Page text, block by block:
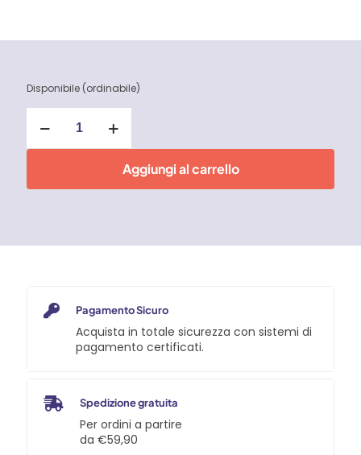
Disponibile (ordinabile)
Garage
Smalto
Bianco
Aggiungi al carrello
Pagamento Sicuro
Acquista in totale sicurezza con sistemi di
pagamento certificati.
Spedizione gratuita
Per ordini a partire
da €59,90